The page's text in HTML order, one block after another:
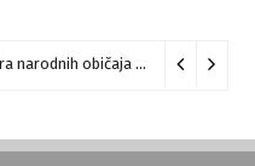
U Vražogrncu počela Smotra narodnih običaja „Vražogrnački točak“